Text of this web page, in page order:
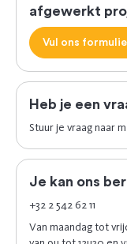
afgewerkt
Vul ons
Heb je een
Stuur je vraag naar
Je kan ons
+32 2 542 62 11
Van maandag tot